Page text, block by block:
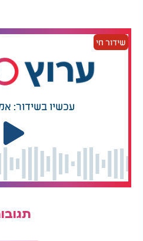
שידור חי
עכשיו בשידור: